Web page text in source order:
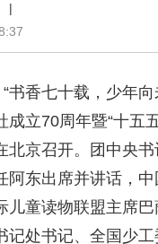
网 |
“书香七十载，少年
成立70周年暨“十五
北京召开。团中央书
阿东出席并讲话，
儿童读物联盟主席巴
记处书记、全国少